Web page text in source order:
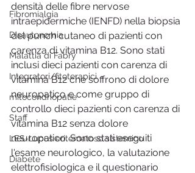
Fibromialgia
Disautonomia
Malattia di Fabry
Integratori/fitoterapici
mitocondriopatie
Staff
LES-Lupus eritematoso sistemico
Diabete
densità delle fibre nervose
intraepidermiche (IENFD) nella biopsia
del punch cutaneo di pazienti con
carenza di vitamina B12. Sono stati
inclusi dieci pazienti con carenza di
vitamina B12 che soffrono di dolore
neuropatico e come gruppo di
controllo dieci pazienti con carenza di
vitamina B12 senza dolore
neuropatico. Sono stati eseguiti
l'esame neurologico, la valutazione
elettrofisiologica e il questionario